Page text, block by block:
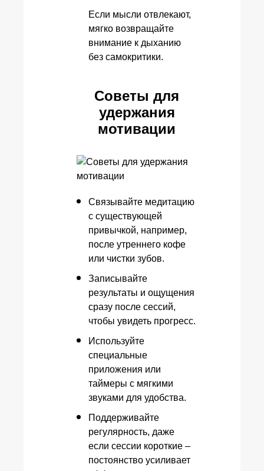
Если мысли отвлекают,
мягко возвращайте
внимание к дыханию
без самокритики.
Советы для
удержания
мотивации
Связывайте медитацию
с существующей
привычкой, например,
после утреннего кофе
или чистки зубов.
Записывайте
результаты и ощущения
сразу после сессий,
чтобы увидеть прогресс.
Используйте
специальные
приложения или
таймеры с мягкими
звуками для удобства.
Поддерживайте
регулярность, даже
если сессии короткие –
постоянство усиливает